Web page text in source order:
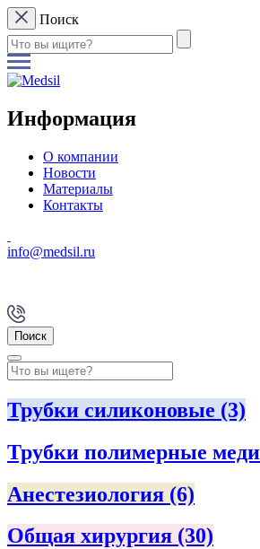
Поиск
Информация
О компании
Новости
Материалы
Контакты
info@medsil.ru
Поиск
Трубки силиконовые (3)
Трубки полимерные
Анестезиология (6)
Общая хирургия (30)